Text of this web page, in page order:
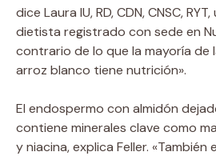
dice Laura IU, RD, CDN, CNSC,
dietista registrado con sede en
contrario de lo que la mayoría de
arroz blanco tiene nutrición».
El endospermo con almidón
contiene minerales clave como
y niacina, explica Feller. «También